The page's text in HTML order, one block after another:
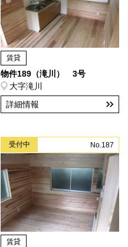
賃貸
物件189（滝川） 3号
大字滝川
詳細情報
受付中 No.187
賃貸